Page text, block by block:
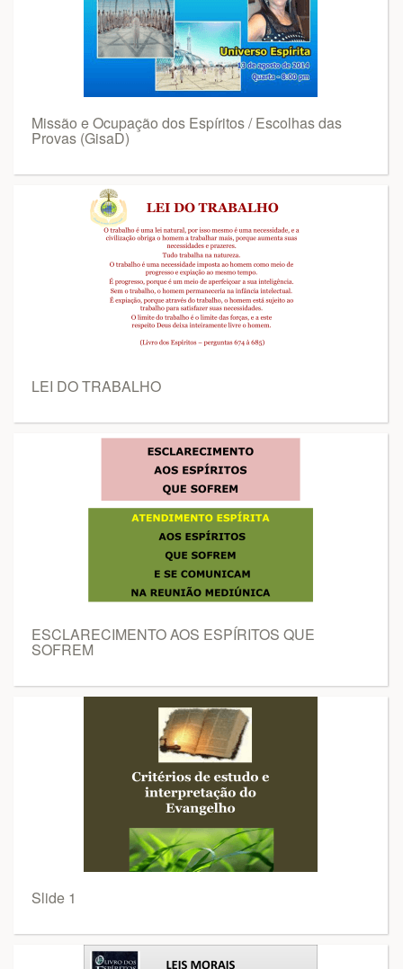
Missão e Ocupação dos Espíritos / Escolhas das
Provas (GisaD)
LEI DO TRABALHO
ESCLARECIMENTO AOS ESPÍRITOS QUE
SOFREM
Slide 1